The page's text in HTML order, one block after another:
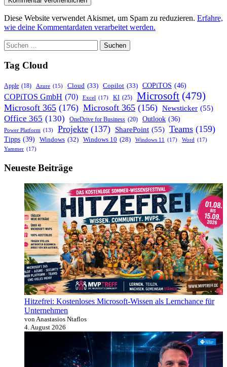
Diese Website verwendet Akismet, um Spam zu reduzieren. Erfahre,
wie deine Kommentardaten verarbeitet werden.
Suchen
nach:
Tag Cloud
Apple (18) Azure (15) Cloud (33) Copilot (33) COPiTOS (46)
COPiTOS GmbH (70) Excel (17) KI (25) Microsoft (479)
Microsoft 365 (176) Microsoft 365 (156) Newsticker (55)
Office 365 (130) OneDrive for Business (20) Outlook (36)
Power Platform (13) Projekte (137) SharePoint (55) Teams (159)
Tipps (39) Windows (32) Windows 10 (28) Windows 11 (17) Word (17)
Yammer (17)
Neueste Beiträge
Hitzefrei: Kostenloses Microsoft-Wissen als Lernchance für
Unternehmen
von Anastasios Ntaflos
4. August 2026